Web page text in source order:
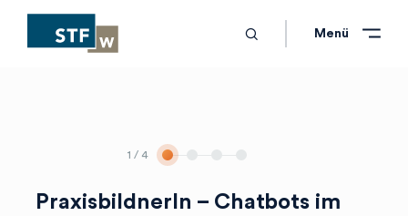
Schliessen
search Menü
PraxisbildnerIn – Chatbots im
1 / 4
Schliessen